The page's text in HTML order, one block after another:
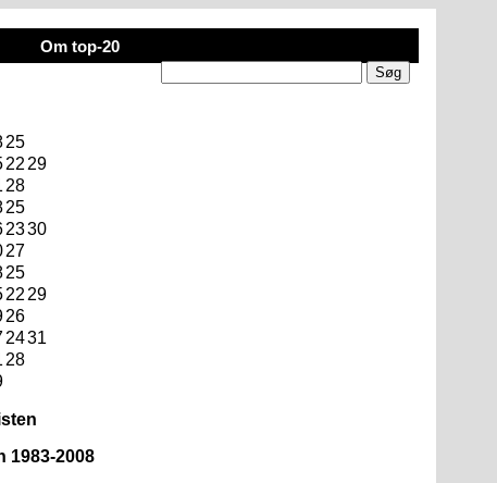
Om top-20
25
22 29
28
25
2330
27
25
22 29
26
2431
28
1983-2008